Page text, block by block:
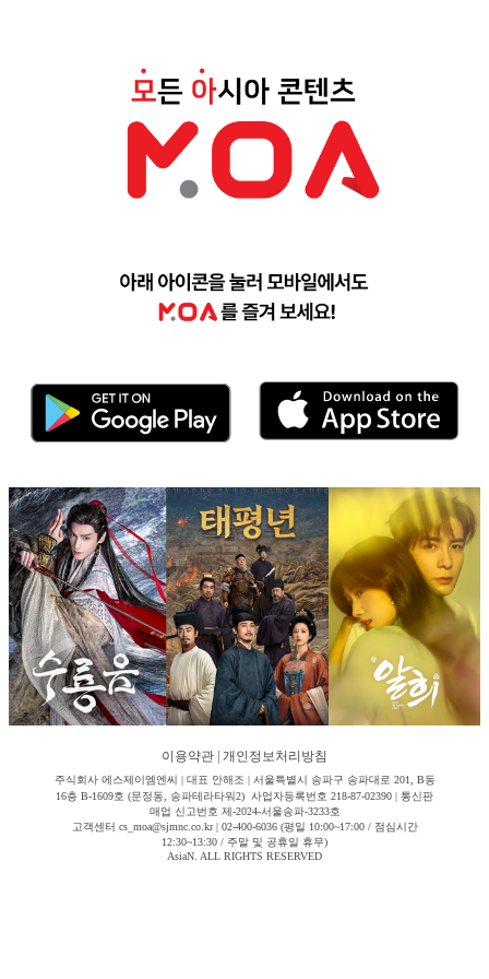
이용약관 개인정보처리방침
주식회사 에스제이엠엔씨 | 대표 안해조 | 서울특별시 송파구 송파대로 201, B동
16층 B-1609호 (문정동, 송파테라타워2) 사업자등록번호 218-87-02390 | 통신판
매업 신고번호 제-2024-서울송파-3233호
고객센터 cs_moa@sjmnc.co.kr | 02-400-6036 (평일 10:00~17:00 / 점심시간
12:30~13:30 / 주말 및 공휴일 휴무)
AsiaN. ALL RIGHTS RESERVED